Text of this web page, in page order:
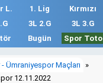
L. 1. Lig Kırmızı
3L 2.G 3L 3.G
Bugün Spor Toto
Ümraniyespor Maçları
»
12.11.2022